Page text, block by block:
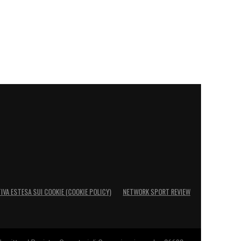
ESTESA SUI COOKIE (COOKIE POLICY) NETWORK SPORT REVIEW